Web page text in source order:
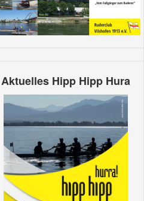
Aktuelles Hipp Hipp Hura